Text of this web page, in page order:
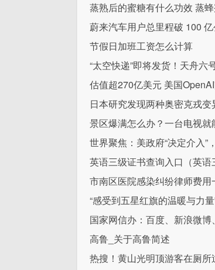
蒸熟后的蜜糖有什么功效 蒸
蔚来汽车用户总里程破 100
节假日加班工资怎么计算
“太空快递”即将发货！天舟六
估值超270亿美元 美国
日本研究发现两种奥密克戎
景区爆满怎么办？一台电视
世界聚焦：美政府“决定介入
英语三级证书查询入口（英
市南区医院感染纠纷律师费用
“感受到五星红旗的温暖与力
国家网信办：百度、新浪微
高鲁_关于高鲁简述
热搜！黄山光明顶游客在厕